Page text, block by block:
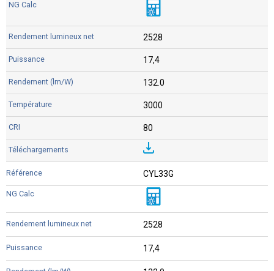
2528
17,4
132.0
3000
80
CYL33G
2528
17,4